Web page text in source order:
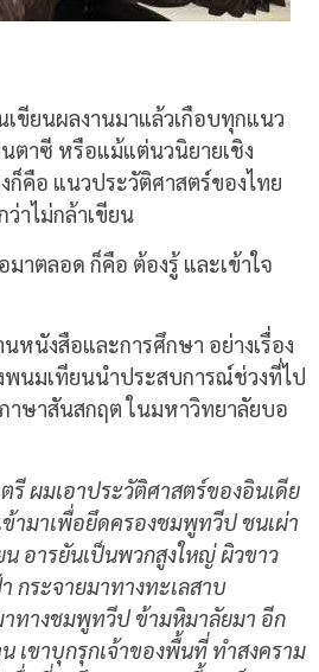
ขียนผลงานมาแล้วเกือบทุกแนว
ตาซี หรือแม้แต่นวนิยายเชิง
ก็คือ แนวประวัติศาสตร์ของไทย
าไม่กล้าเขียน
มาตลอด ก็คือ ต้องรู้ และเข้าใจ
หนังสือและการศึกษา อย่างเรื่อง
พนมเทียนนำประสบการณ์ช่วงที่ไป
าษาสันสกฤต ในมหาวิทยาลัยบอ
รี ผมเอาประวัติศาสตร์ของอินเดีย
ามาเพื่อยึดครองชมพูทวีป ชนเผ่า
น อารยันเป็นพวกสูงใหญ่ ผิวขาว
กระจายมาทางทะเลสาบ
าทางชมพูทวีป ข้ามหิมาลัยมา อีก
เขาบุกรุกเจ้าของพื้นที่ ทำสงคราม